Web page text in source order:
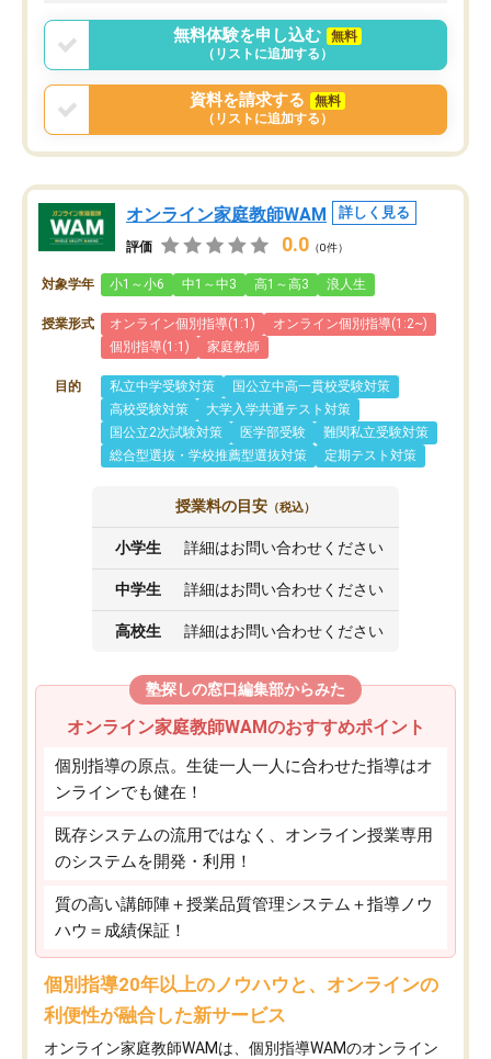
無料体験を申し込む
無料
（リストに追加する）
資料を請求する
無料
（リストに追加する）
オンライン家庭教師WAM 詳しく見る
評価 0.0 （0件）
対象学年 小1～小6 中1～中3 高1～高3 浪人生
授業形式 オンライン個別指導(1:1)
オンライン個別指導(1:2~)
個別指導(1:1)
家庭教師
目的 私立中学受験対策
国公立中高一貫校受験対策
高校受験対策
大学入学共通テスト対策
国公立2次試験対策
医学部受験
難関私立受験対策
総合型選抜・学校推薦型選抜対策
定期テスト対策
授業料の目安 （税込）
小学生 詳細はお問い合わせください
中学生 詳細はお問い合わせください
高校生 詳細はお問い合わせください
塾探しの窓口編集部からみた
オンライン家庭教師WAMのおすすめポイント
個別指導の原点。生徒一人一人に合わせた指導はオ
ンラインでも健在！
既存システムの流用ではなく、オンライン授業専用
のシステムを開発・利用！
質の高い講師陣＋授業品質管理システム＋指導ノウ
ハウ＝成績保証！
個別指導20年以上のノウハウと、オンラインの
利便性が融合した新サービス
オンライン家庭教師WAMは、個別指導WAMのオンライン